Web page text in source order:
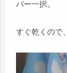
バー一択。
すぐ乾くので